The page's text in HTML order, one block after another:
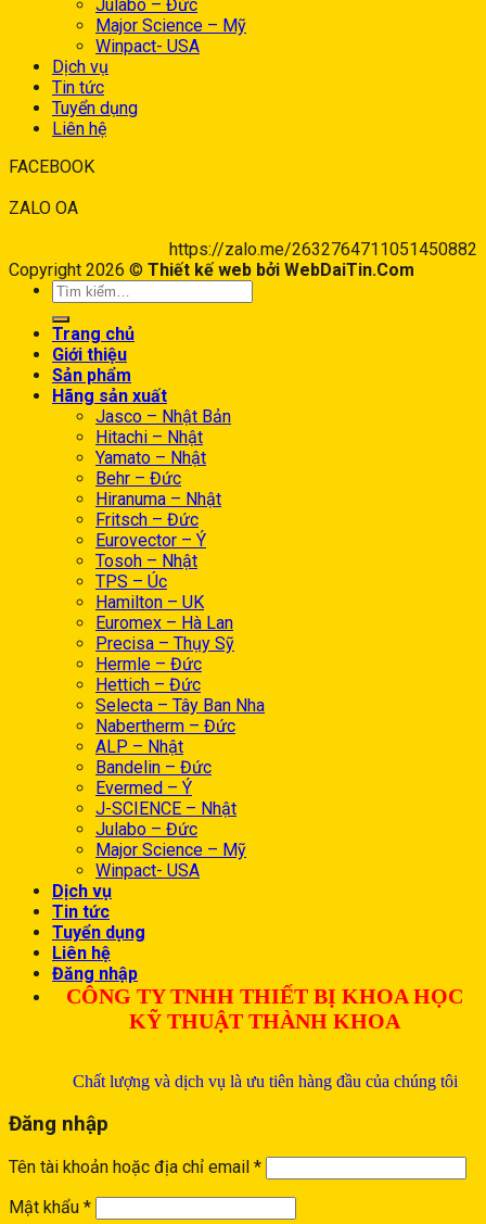
Julabo – Đức
Major Science – Mỹ
Winpact- USA
Dịch vụ
Tin tức
Tuyển dụng
Liên hệ
FACEBOOK
ZALO OA
https://zalo.me/2632764711051450882
Copyright 2026 © Thiết kế web bởi WebDaiTin.Com
Trang chủ
Giới thiệu
Sản phẩm
Hãng sản xuất
Jasco – Nhật Bản
Hitachi – Nhật
Yamato – Nhật
Behr – Đức
Hiranuma – Nhật
Fritsch – Đức
Eurovector – Ý
Tosoh – Nhật
TPS – Úc
Hamilton – UK
Euromex – Hà Lan
Precisa – Thụy Sỹ
Hermle – Đức
Hettich – Đức
Selecta – Tây Ban Nha
Nabertherm – Đức
ALP – Nhật
Bandelin – Đức
Evermed – Ý
J-SCIENCE – Nhật
Julabo – Đức
Major Science – Mỹ
Winpact- USA
Dịch vụ
Tin tức
Tuyển dụng
Liên hệ
Đăng nhập
CÔNG TY TNHH THIẾT BỊ KHOA HỌC
KỸ THUẬT THÀNH KHOA
Chất lượng và dịch vụ là ưu tiên hàng đầu của chúng tôi
Đăng nhập
Tên tài khoản hoặc địa chỉ email *
Mật khẩu *